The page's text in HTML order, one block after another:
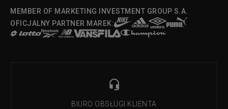
MEMBER OF MARKETING INVESTMENT GROUP S.A.
OFICJALNY PARTNER MAREK:
BIURO OBSŁUGI KLIENTA